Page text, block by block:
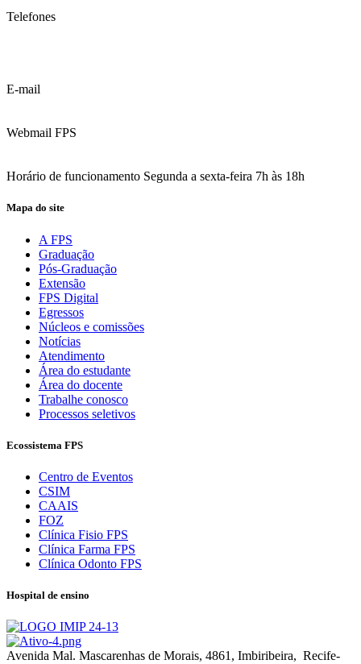
Telefones
E-mail
Webmail FPS
Horário de funcionamento Segunda a sexta-feira 7h às 18h
Mapa do site
A FPS
Graduação
Pós-Graduação
Extensão
FPS Digital
Egressos
Núcleos e comissões
Notícias
Atendimento
Área do estudante
Área do docente
Trabalhe conosco
Processos seletivos
Ecossistema FPS
Centro de Eventos
CSIM
CAAIS
FOZ
Clínica Fisio FPS
Clínica Farma FPS
Clínica Odonto FPS
Hospital de ensino
Avenida Mal. Mascarenhas de Morais, 4861, Imbiribeira, Recife-